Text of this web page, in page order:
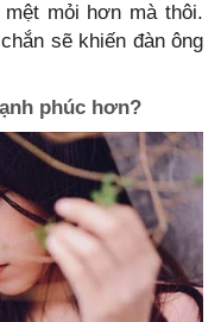
mỏi hơn mà thôi.
sẽ khiến đàn ông
phúc hơn?